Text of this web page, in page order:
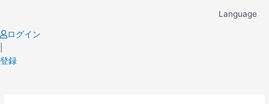
content
Language
ログイン
登録